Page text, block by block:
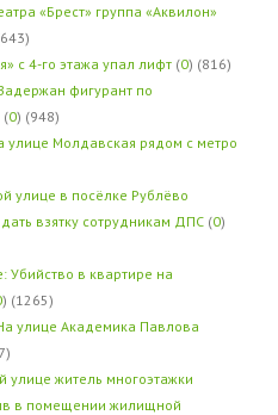
«Брест» группа «Аквилон»
с 4-го этажа упал лифт (0) (816)
фигурант по
(0) (948)
улице Молдавская рядом с метро
улице в посёлке Рублёво
взятку сотрудникам ДПС (0)
Убийство в квартире на
) (1265)
улице Академика Павлова
улице житель многоэтажки
в помещении жилищной